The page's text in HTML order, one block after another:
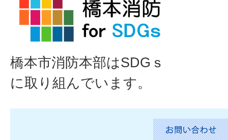
橋本市消防本部はSDGｓ
に取り組んでいます。